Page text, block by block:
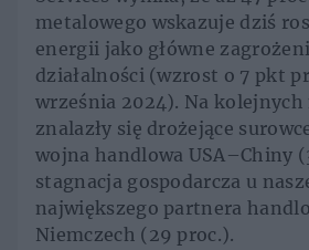
metalowego wskazuje dziś
energii jako główne
działalności (wzrost o 7 pkt
września 2024). Na kolejnych
znalazły się drożejące
wojna handlowa USA–Chiny
stagnacja gospodarcza u
największego partnera
Niemczech (29 proc.).